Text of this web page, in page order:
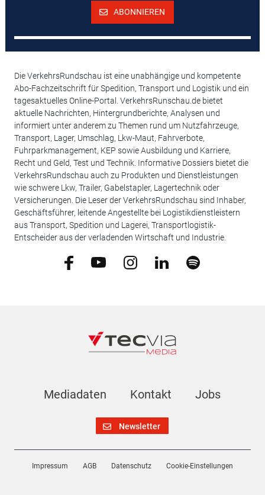
ABONNIEREN
Die VerkehrsRundschau ist eine unabhängige und kompetente
Abo-Fachzeitschrift für Spedition, Transport und Logistik und ein
tagesaktuelles Online-Portal. VerkehrsRunschau.de bietet
aktuelle Nachrichten, Hintergrundberichte, Analysen und
informiert unter anderem zu Themen rund um Nutzfahrzeuge,
Transport, Lager, Umschlag, Lkw-Maut, Fahrverbote,
Fuhrparkmanagement, KEP sowie Ausbildung und Karriere,
Recht und Geld, Test und Technik. Informative Dossiers bietet die
VerkehrsRundschau auch zu Produkten und Dienstleistungen
wie schwere Lkw, Trailer, Gabelstapler, Lagertechnik oder
Versicherungen. Die Leser der VerkehrsRundschau sind Inhaber,
Geschäftsführer, leitende Angestellte bei Logistikdienstleistern
aus Transport, Spedition und Lagerei, Transportlogistik-
Entscheider aus der verladenden Wirtschaft und Industrie.
Mediadaten Kontakt Jobs
Newsletter
Impressum AGB Datenschutz Cookie-Einstellungen